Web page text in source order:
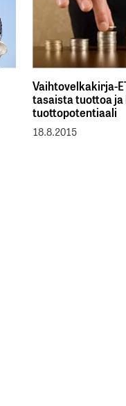
Vaihtovelkakirja-
tasaista tuottoa
tuottopotentiaali
18.8.2015